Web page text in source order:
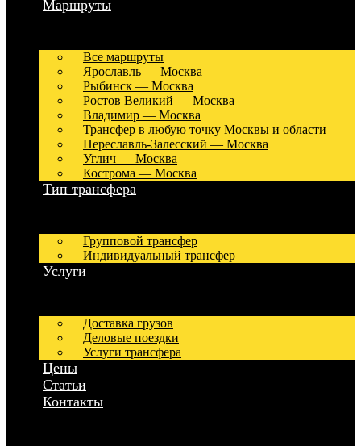
Маршруты
Все маршруты
Ярославль — Москва
Рыбинск — Москва
Ростов Великий — Москва
Владимир — Москва
Трансфер в любую точку Москвы и области
Переславль-Залесский — Москва
Углич — Москва
Кострома — Москва
Тип трансфера
Групповой трансфер
Индивидуальный трансфер
Услуги
Доставка грузов
Деловые поездки
Услуги трансфера
Цены
Статьи
Контакты